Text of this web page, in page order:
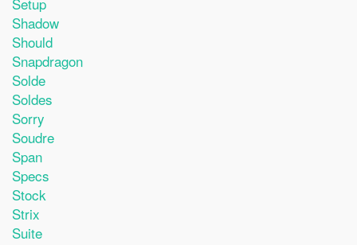
Shadow
Should
Snapdragon
Solde
Soldes
Sorry
Soudre
Span
Specs
Stock
Strix
Suite